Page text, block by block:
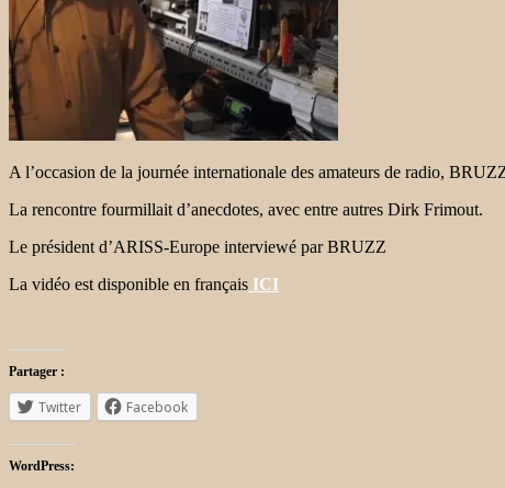
A l’occasion de la journée internationale des amateurs de radio,
La rencontre fourmillait d’anecdotes, avec entre autres Dirk Frimout.
Le président d’ARISS-Europe interviewé par BRUZZ
La vidéo est disponible en français ICI
Partager :
Twitter Facebook
WordPress: